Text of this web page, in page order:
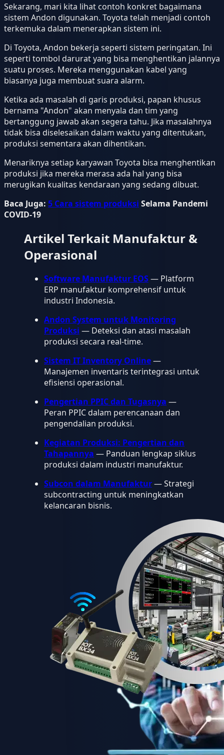
Sekarang, mari kita lihat contoh konkret bagaimana
sistem Andon digunakan. Toyota telah menjadi contoh
terkemuka dalam menerapkan sistem ini.
Di Toyota, Andon bekerja seperti sistem peringatan. Ini
seperti tombol darurat yang bisa menghentikan jalannya
suatu proses. Mereka menggunakan kabel yang
biasanya juga membuat suara alarm.
Ketika ada masalah di garis produksi, papan khusus
bernama "Andon" akan menyala dan tim yang
bertanggung jawab akan segera tahu. Jika masalahnya
tidak bisa diselesaikan dalam waktu yang ditentukan,
produksi sementara akan dihentikan.
Menariknya setiap karyawan Toyota bisa menghentikan
produksi jika mereka merasa ada hal yang bisa
merugikan kualitas kendaraan yang sedang dibuat.
Baca Juga: 5 Cara sistem produksi Selama Pandemi
COVID-19
Artikel Terkait Manufaktur &
Operasional
Software Manufaktur EOS— Platform
ERP manufaktur komprehensif untuk
industri Indonesia.
Andon System untuk Monitoring
Produksi — Deteksi dan atasi masalah
produksi secara real-time.
Sistem IT Inventory Online—
Manajemen inventaris terintegrasi untuk
efisiensi operasional.
Pengertian PPIC dan Tugasnya —
Peran PPIC dalam perencanaan dan
pengendalian produksi.
Kegiatan Produksi: Pengertian dan
Tahapannya — Panduan lengkap siklus
produksi dalam industri manufaktur.
Subcon dalam Manufaktur— Strategi
subcontracting untuk meningkatkan
kelancaran bisnis.